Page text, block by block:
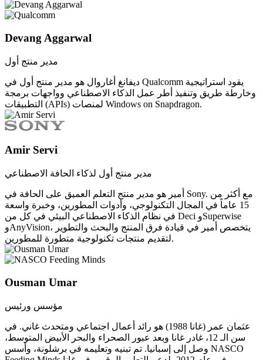
Devang Aggarwal
مدير منتج أول
ديفانغ أغاروال هو مدير منتج أول في Qualcomm يقود استراتيجية
وخارطة طريق وتنفيذ أطر عمل الذكاء الاصطناعي وواجهات برمجة
التطبيقات (APIs) لمنصات Windows on Snapdragon.
Amir Servi
مدير منتج أول لذكاء الحافة الاصطناعي
أمير هو مدير منتج التعلم العميق على الحافة في Sony. مع أكثر من
15 عاماً في المجال التكنولوجي، وأدوات المطورين، وخبرة واسعة
في نظام الذكاء الاصطناعي البيئي في كل من Deci وSuperwise
وAnyVision، يتخصص أمير في قيادة فرق المنتج والبحث والتطوير
لتقديم منتجات تكنولوجية متطورة للمطورين.
Ousman Umar
مؤسس ورئيس
عثمان عمر (غانا 1988) هو رائد أعمال اجتماعي ومتحدث غاني. في
سن الـ 12، غادر غانا وبعد عبور الصحراء والبحر الأبيض المتوسط،
وصل إلى إسبانيا. تم تبنيه وتعليمه في برشلونة، وأسس NASCO